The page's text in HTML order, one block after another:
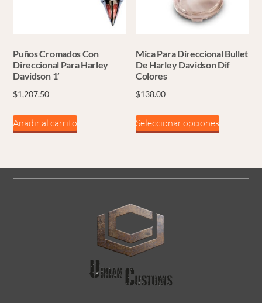
Puños Cromados Con
Direccional Para Harley
Davidson 1′
$1,207.50
Añadir al carrito
Mica Para Direccional Bullet
De Harley Davidson Dif
Colores
$138.00
Seleccionar opciones
Este
producto
variantes.